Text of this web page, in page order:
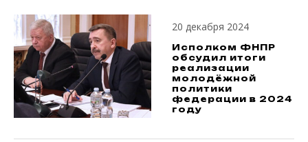
20 декабря 2024
Исполком ФНПР
обсудил итоги
реализации
молодёжной
политики
федерации в 2024
году